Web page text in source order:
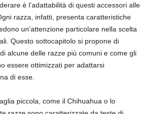
è l’adattabilità di questi accessori alle
razza, infatti, presenta caratteristiche
un’attenzione particolare nella scelta
Questo sottocapitolo si propone di
alcune delle razze più comuni e come gli
essere ottimizzati per adattarsi
di esse.
piccola, come il Chihuahua o lo